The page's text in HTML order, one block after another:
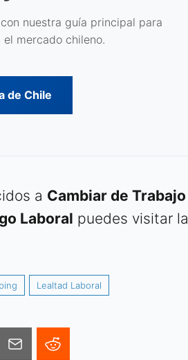
nuestra guía principal para
mercado chileno.
de Chile
a Cambiar de Trabajo
Laboral puedes visitar la
Lealtad Laboral